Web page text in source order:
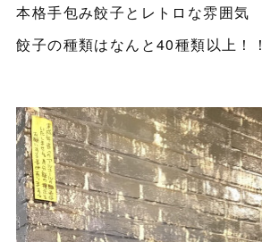
本格手包み餃子とレトロな雰囲気
餃子の種類はなんと40種類以上！！